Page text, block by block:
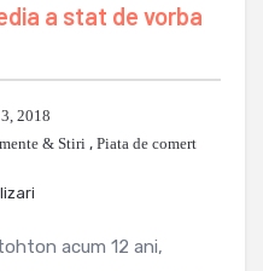
a stat de vorba
2018
& Stiri, Piata de comert
acum 12 ani,